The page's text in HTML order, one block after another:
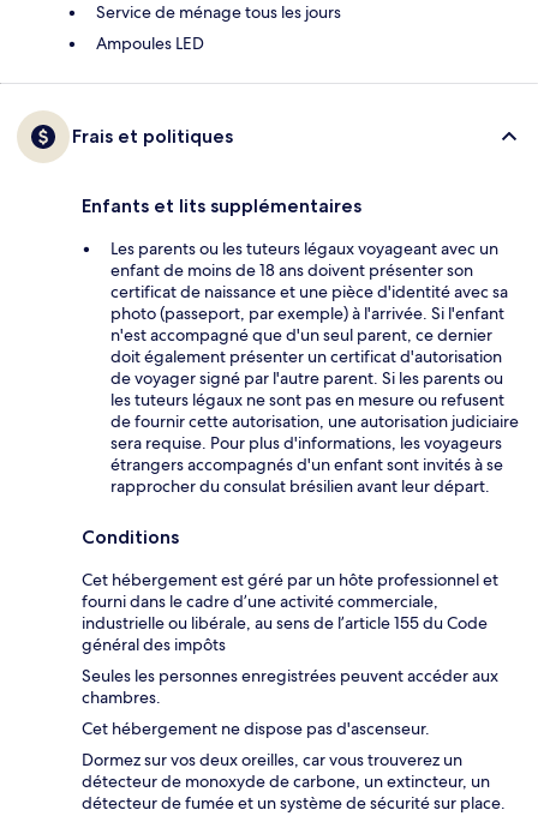
Service de ménage tous les jours
Ampoules LED
Frais et politiques
Enfants et lits supplémentaires
Les parents ou les tuteurs légaux voyageant avec un
enfant de moins de 18 ans doivent présenter son
certificat de naissance et une pièce d'identité avec sa
photo (passeport, par exemple) à l'arrivée. Si l'enfant
n'est accompagné que d'un seul parent, ce dernier
doit également présenter un certificat d'autorisation
de voyager signé par l'autre parent. Si les parents ou
les tuteurs légaux ne sont pas en mesure ou refusent
de fournir cette autorisation, une autorisation judiciaire
sera requise. Pour plus d'informations, les voyageurs
étrangers accompagnés d'un enfant sont invités à se
rapprocher du consulat brésilien avant leur départ.
Conditions
Cet hébergement est géré par un hôte professionnel et
fourni dans le cadre d’une activité commerciale,
industrielle ou libérale, au sens de l’article 155 du Code
général des impôts
Seules les personnes enregistrées peuvent accéder aux
chambres.
Cet hébergement ne dispose pas d'ascenseur.
Dormez sur vos deux oreilles, car vous trouverez un
détecteur de monoxyde de carbone, un extincteur, un
détecteur de fumée et un système de sécurité sur place.